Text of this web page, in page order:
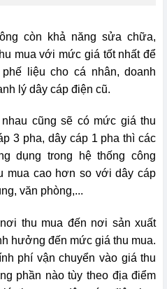
còn khả năng sửa chữa,
mua với mức giá tốt nhất để
liệu cho cá nhân, doanh
lý dây cáp điện cũ.
cũng sẽ có mức giá thu
3 pha, dây cáp 1 pha thì các
dụng trong hệ thống công
mua cao hơn so với dây cáp
văn phòng,...
thu mua đến nơi sản xuất
hưởng đến mức giá thu mua.
phí vận chuyển vào giá thu
phần nào tùy theo địa điểm